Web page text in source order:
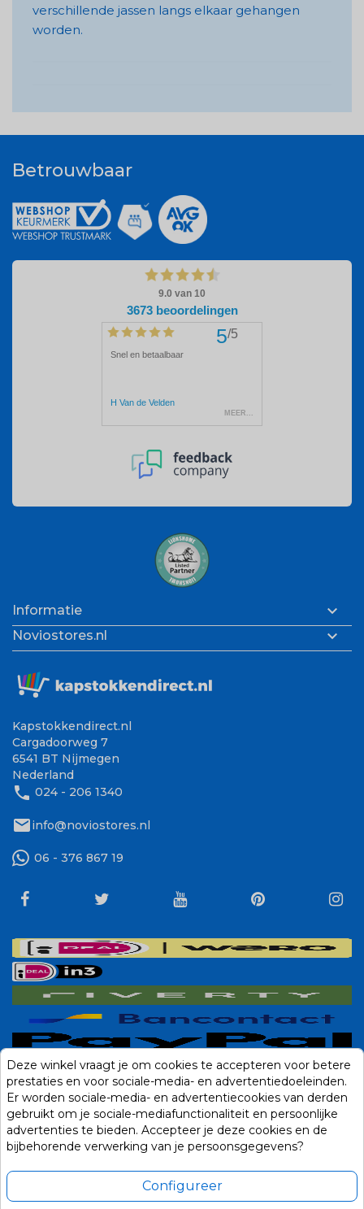
verschillende jassen langs elkaar gehangen
worden.
Betrouwbaar
Informatie 
Noviostores.nl 
Kapstokkendirect.nl
Cargadoorweg 7
6541 BT Nijmegen
Nederland
phone 024 - 206 1340
mailinfo@noviostores.nl
06 - 376 867 19
Deze winkel vraagt je om cookies te accepteren voor betere
prestaties en voor sociale-media- en advertentiedoeleinden.
Er worden sociale-media- en advertentiecookies van derden
gebruikt om je sociale-mediafunctionaliteit en persoonlijke
advertenties te bieden. Accepteer je deze cookies en de
bijbehorende verwerking van je persoonsgegevens?
Configureer